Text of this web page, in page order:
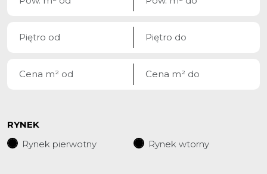
RYNEK
Rynek pierwotny
Rynek wtorny